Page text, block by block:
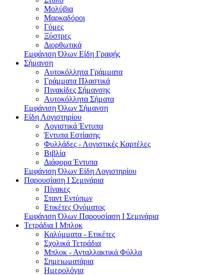
Μολύβια
Μαρκαδόροι
Γόμες
Ξύστρες
Διορθωτικά
Εμφάνιση Όλων Είδη Γραφής
Σήμανση
Αυτοκόλλητα Γράμματα
Γράμματα Πλαστικά
Πινακίδες Σήμανσης
Αυτοκόλλητα Σήματα
Εμφάνιση Όλων Σήμανση
Είδη Λογιστηρίου
Λογιστικά Έντυπα
Έντυπα Εστίασης
Φυλλάδες - Λογιστικές Καρτέλες
Βιβλία
Διάφορα Έντυπα
Εμφάνιση Όλων Είδη Λογιστηρίου
Παρουσίαση I Σεμινάρια
Πίνακες
Σταντ Εντύπων
Ετικέτες Ονόματος
Εμφάνιση Όλων Παρουσίαση I Σεμινάρια
Τετράδια I Μπλοκ
Καλύμματα - Ετικέτες
Σχολικά Τετράδια
Μπλοκ - Ανταλλακτικά Φύλλα
Σημειωματάρια
Ημερολόγια